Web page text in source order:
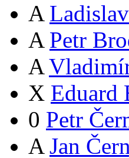
A
A Petr
A
X Eduard
0 Petr
A Jan